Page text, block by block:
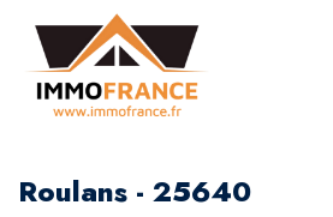
Roulans - 25640